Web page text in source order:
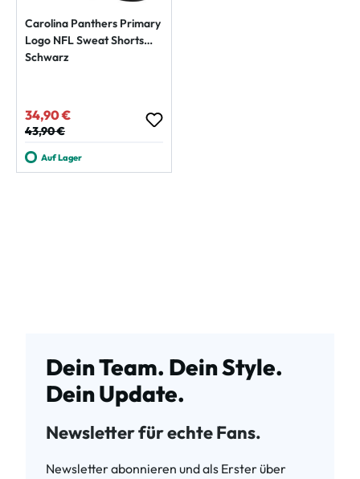
Carolina Panthers Primary
Logo NFL Sweat Shorts
Schwarz
Verkaufspreis:
34,90 €
Regulärer Preis:
43,90 €
Auf Lager
Dein Team. Dein Style.
Dein Update.
Newsletter für echte Fans.
Newsletter abonnieren und als Erster über